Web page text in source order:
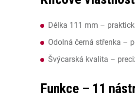
Délka 111 mm –
Odolná černá střenka –
Švýcarská kvalita –
Funkce – 11